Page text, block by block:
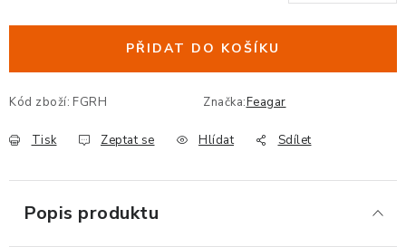
PODLOŽKY POD MYŠ A ZÁPĚSTÍ
ERGONOMICKÉ KLÁVESNICE
VÝSUVY A DRŽÁKY NA KLÁVESNICI
PŘIDAT DO KOŠÍKU
Kód zboží: FGRH Značka:Feagar
Tisk Zeptat se Hlídat Sdílet
Popis produktu